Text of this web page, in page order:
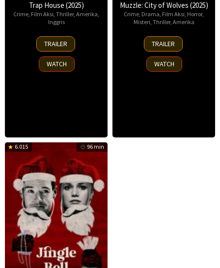
Trap House (2025)
Crime, Film Aksi, Thriller, Amerika,
Inggris
14
Nov
2025
TRAILER
WATCH
Muzzle: City of Wolves (2025)
Crime, Drama, Film Aksi, Horror,
Misteri, Thriller, Amerika
13
Nov
2025
TRAILER
WATCH
6.015 96 min